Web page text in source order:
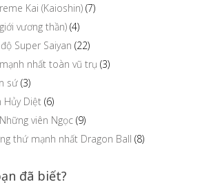
Kai (Kaioshin) (7)
vương thần) (4)
Super Saiyan (22)
nhất toàn vũ trụ (3)
sứ (3)
Hủy Diệt (6)
viên Ngọc (9)
thứ mạnh nhất Dragon Ball (8)
đã biết?